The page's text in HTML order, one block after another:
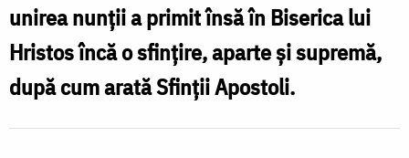
Nechifor
unirea nunţii a primit însă în Biserica lui
Hristos încă o sfinţire, aparte şi supremă,
după cum arată Sfinţii Apostoli.